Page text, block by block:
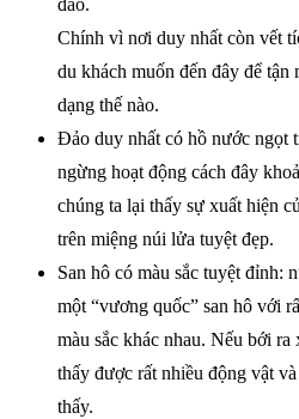
Chính vì nơi duy nhất còn vết
du khách muốn đến đây để
dạng thế nào.
Đảo duy nhất có hồ nước ngọt
ngừng hoạt động cách đây
chúng ta lại thấy sự xuất hiện
trên miệng núi lửa tuyệt đẹp.
San hô có màu sắc tuyệt đỉnh:
một “vương quốc” san hô với
màu sắc khác nhau. Nếu bới
thấy được rất nhiều động vật
thấy.